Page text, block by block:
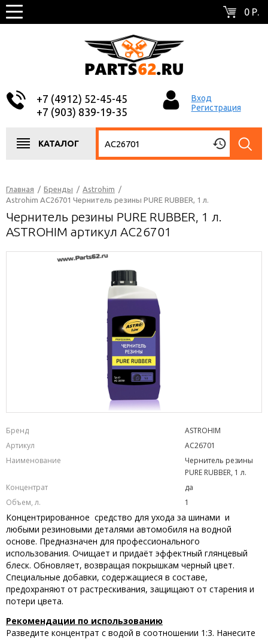
0 Р.
+7 (4912) 52-45-45
+7 (903) 839-19-35
Вход
Регистрация
КАТАЛОГ
Главная / Бренды / Astrohim /
Astrohim AC26701 Чернитель резины PURE RUBBER, 1 л.
Чернитель резины PURE RUBBER, 1 л.
ASTROHIM артикул AC26701
Бренд
ASTROHIM
Артикул
AC26701
Наименование
Чернитель резины
PURE RUBBER, 1 л.
Концентрат
да
Объем, л.
1
Концентрированное средство для ухода за шинами и
любыми резиновыми деталями автомобиля на водной
основе. Предназначен для профессионального
использования. Очищает и придаёт эффектный глянцевый
блеск. Обновляет, возвращая покрышкам черный цвет.
Специальные добавки, содержащиеся в составе,
предохраняют от растрескивания, защищают от старения и
потери цвета.
Рекомендации по использованию
Разведите концентрат с водой в соотношении 1:3. Нанесите